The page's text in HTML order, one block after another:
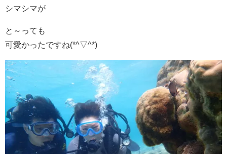
シマシマが
と～っても
可愛かったですね(*^▽^*)